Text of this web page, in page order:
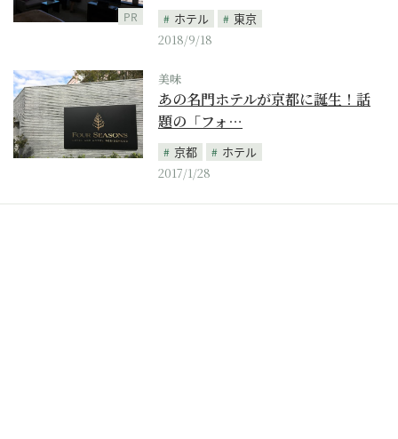
PR ホテル
東京
2018/9/18
美味
あの名門ホテルが京都に誕生！話
題の「フォ…
京都
ホテル
2017/1/28